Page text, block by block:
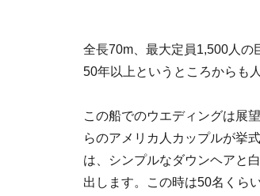
全長70m、最大定員1,500人の
50年以上というところからも
この船でのウエディングは展
らのアメリカ人カップルが挙
は、シンプルなダウンヘアと
出します。この時は50名くら